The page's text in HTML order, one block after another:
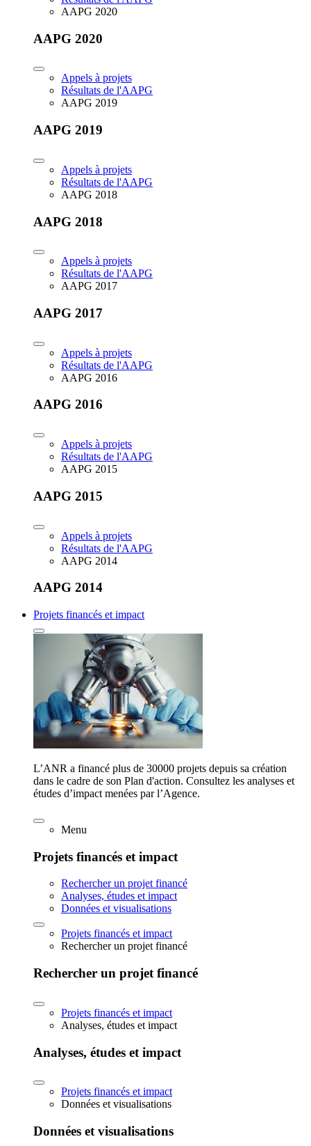
AAPG 2020
AAPG 2020
Appels à projets
Résultats de l'AAPG
AAPG 2019
AAPG 2019
Appels à projets
Résultats de l'AAPG
AAPG 2018
AAPG 2018
Appels à projets
Résultats de l'AAPG
AAPG 2017
AAPG 2017
Appels à projets
Résultats de l'AAPG
AAPG 2016
AAPG 2016
Appels à projets
Résultats de l'AAPG
AAPG 2015
AAPG 2015
Appels à projets
Résultats de l'AAPG
AAPG 2014
AAPG 2014
Projets financés et impact
L’ANR a financé plus de 30000 projets depuis sa création
dans le cadre de son Plan d'action. Consultez les analyses et
études d’impact menées par l’Agence.
Menu
Projets financés et impact
Rechercher un projet financé
Analyses, études et impact
Données et visualisations
Projets financés et impact
Rechercher un projet financé
Rechercher un projet financé
Projets financés et impact
Analyses, études et impact
Analyses, études et impact
Projets financés et impact
Données et visualisations
Données et visualisations